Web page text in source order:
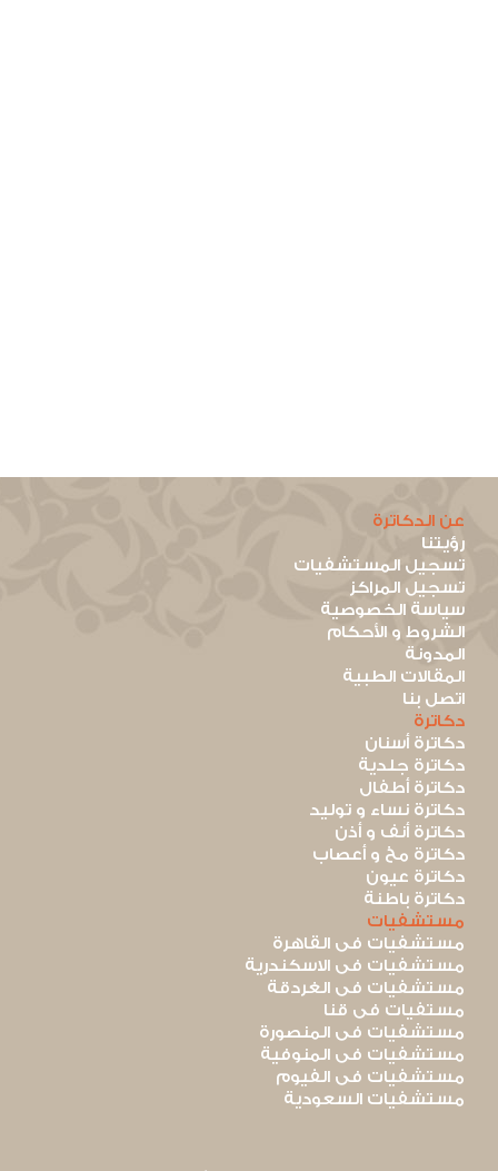
عن الدكاترة
رؤيتنا
تسجيل المستشفيات
تسجيل المراكز
سياسة الخصوصية
الشروط و الأحكام
المدونة
المقالات الطبية
اتصل بنا
دكاترة
دكاترة أسنان
دكاترة جلدية
دكاترة أطفال
دكاترة نساء و توليد
دكاترة أنف و أذن
دكاترة مخ و أعصاب
دكاترة عيون
دكاترة باطنة
مستشفيات
مستشفيات فى القاهرة
مستشفيات فى الاسكندرية
مستشفيات فى الغردقة
مستفيات فى قنا
مستشفيات فى المنصورة
مستشفيات فى المنوفية
مستشفيات فى الفيوم
مستشفيات السعودية